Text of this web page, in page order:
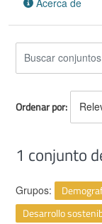
Ordenar por
1 conjunto
Grupos:
Desarrollo